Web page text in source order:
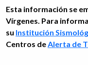
Esta información se
Vírgenes. Para
su Institución
Centros deAlerta de